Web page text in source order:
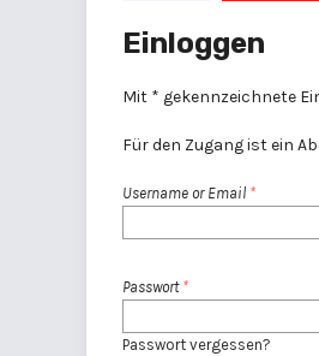
Einloggen
Mit * gekennzeichnete
Für den Zugang ist ein
Username or Email *
Passwort *
Passwort vergessen?